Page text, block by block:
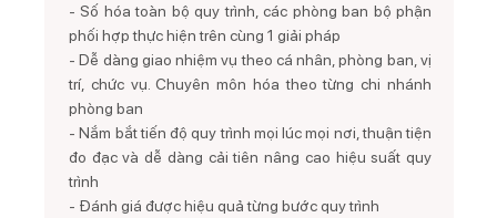
- Số hóa toàn bộ quy trình, các phòng ban bộ phận
phối hợp thực hiện trên cùng 1 giải pháp
- Dễ dàng giao nhiệm vụ theo cá nhân, phòng ban, vị
trí, chức vụ. Chuyên môn hóa theo từng chi nhánh
phòng ban
- Nắm bắt tiến độ quy trình mọi lúc mọi nơi, thuận tiện
đo đạc và dễ dàng cải tiên nâng cao hiệu suất quy
trình
- Đánh giá được hiệu quả từng bước quy trình